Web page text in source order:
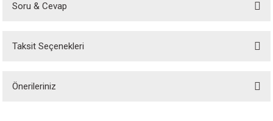
Soru & Cevap
Ürün hakkında henüz soru sorulmamış.
Taksit Seçenekleri
Önerileriniz